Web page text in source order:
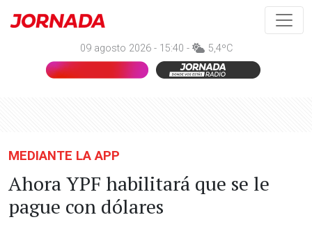
09 agosto 2026 - 15:40 - 5,4ºC
MEDIANTE LA APP
Ahora YPF habilitará que se le
pague con dólares